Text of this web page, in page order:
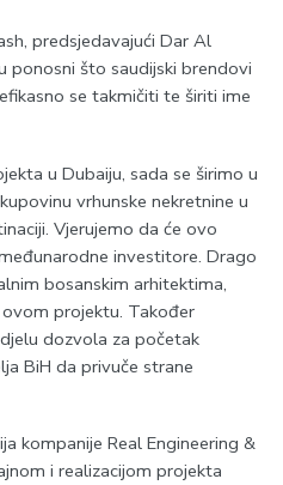
predsjedavajući Dar Al
ponosni što saudijski brendovi
se takmičiti te širiti ime
u Dubaiju, sada se širimo u
vrhunske nekretnine u
Vjerujemo da će ovo
investitore. Drago
bosanskim arhitektima,
projektu. Također
dozvola za početak
BiH da privuče strane
kompanije Real Engineering &
i realizacijom projekta